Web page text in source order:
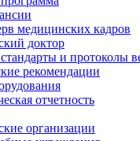
медицинских кадров
доктор
и протоколы
рекомендации
отчетность
организации